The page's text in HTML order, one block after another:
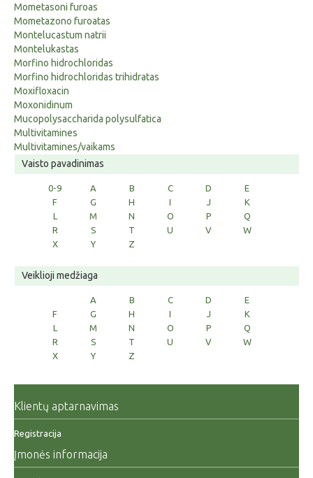
Mometasoni furoas
Mometazono furoatas
Montelucastum natrii
Montelukastas
Morfino hidrochloridas
Morfino hidrochloridas trihidratas
Moxifloxacin
Moxonidinum
Mucopolysaccharida polysulfatica
Multivitamines
Multivitamines/vaikams
Vaisto pavadinimas
0-9 A B C D
E
F
G H I J
K
L
M N O P
Q
R
S T U V
W
X
Y Z
Veiklioji medžiaga
A B C D
E
F
G H I J
K
L
M N O P
Q
R
S T U V
W
X
Y Z
Klientų aptarnavimas
Registracija
Įmonės informacija